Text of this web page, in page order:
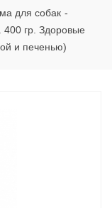
для собак -
400 гр. Здоровые
и печенью)